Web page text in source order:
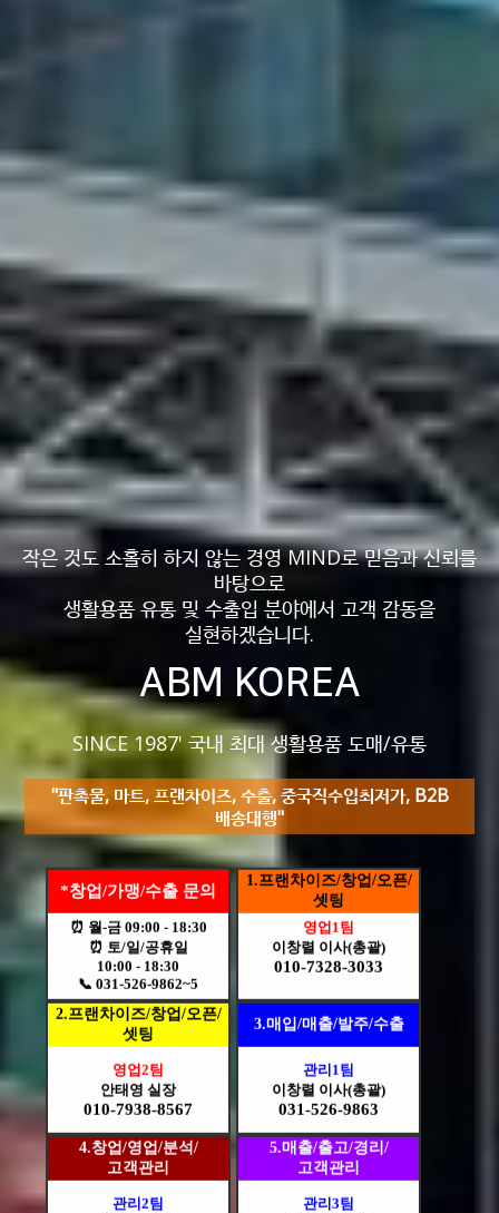
작은 것도 소홀히 하지 않는 경영 MIND로 믿음과 신뢰를
바탕으로
생활용품 유통 및 수출입 분야에서 고객 감동을
실현하겠습니다.
ABM KOREA
SINCE 1987' 국내 최대 생활용품 도매/유통
"판촉물, 마트, 프랜차이즈, 수출, 중국직수입최저가, B2B
배송대행"
*창업/가맹/수출 문의
⏰ 월-금 09:00 - 18:30
⏰ 토/일/공휴일
10:00 - 18:30
📞 031-526-9862~5
1.프랜차이즈/창업/오픈/
셋팅
영업1팀
이창렬 이사(총괄)
010-7328-3033
2.프랜차이즈/창업/오픈/
셋팅
영업2팀
안태영 실장
010-7938-8567
3.매입/매출/발주/수출
관리1팀
이창렬 이사(총괄)
031-526-9863
4.창업/영업/분석/
고객관리
관리2팀
5.매출/출고/경리/
고객관리
관리3팀